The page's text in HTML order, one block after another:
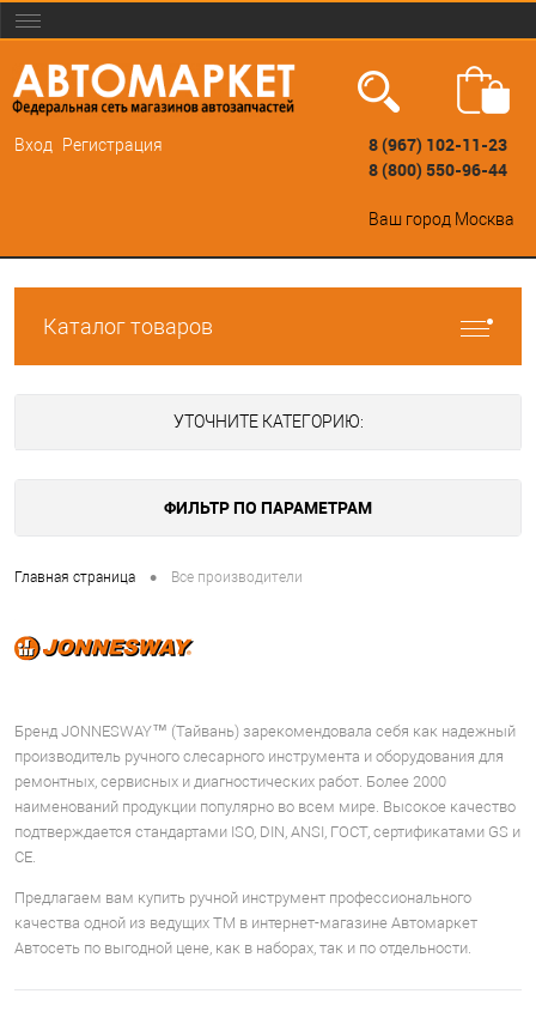
Вход Регистрация
8 (967) 102-11-23
8 (800) 550-96-44
Ваш город Москва
Каталог товаров
УТОЧНИТЕ КАТЕГОРИЮ:
ФИЛЬТР ПО ПАРАМЕТРАМ
Главная страница • Все производители
Бренд JONNESWAY™ (Тайвань) зарекомендовала себя как надежный
производитель ручного слесарного инструмента и оборудования для
ремонтных, сервисных и диагностических работ. Более 2000
наименований продукции популярно во всем мире. Высокое качество
подтверждается стандартами ISO, DIN, ANSI, ГОСТ, сертификатами GS и
CE.
Предлагаем вам купить ручной инструмент профессионального
качества одной из ведущих ТМ в интернет-магазине Автомаркет
Автосеть по выгодной цене, как в наборах, так и по отдельности.